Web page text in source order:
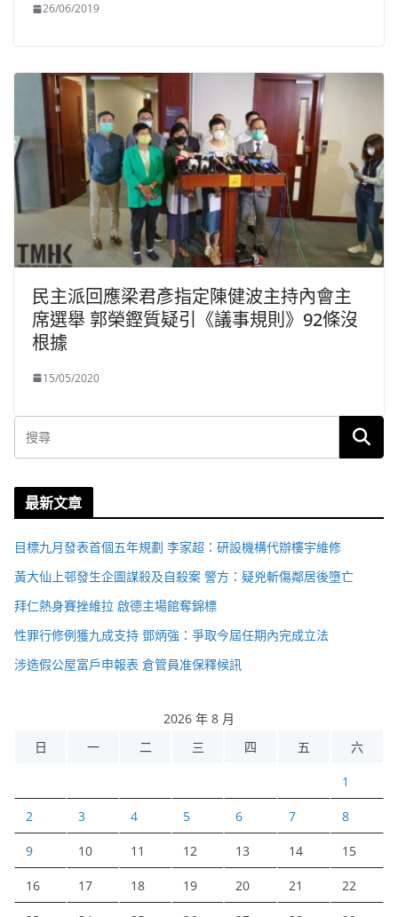
26/06/2019
民主派回應梁君彥指定陳健波主持內會主
席選舉 郭榮鏗質疑引《議事規則》92條沒
根據
15/05/2020
最新文章
目標九月發表首個五年規劃 李家超：研設機構代辦樓宇維修
黃大仙上邨發生企圖謀殺及自殺案 警方：疑兇斬傷鄰居後墮亡
拜仁熱身賽挫維拉 啟德主場館奪錦標
性罪行修例獲九成支持 鄧炳強：爭取今屆任期內完成立法
涉造假公屋富戶申報表 倉管員准保釋候訊
2026 年 8 月
日
一 二 三 四 五 六
1
2 3 4 5 6 7 8
9 10 11 12 13 14 15
16 17 18 19 20 21 22